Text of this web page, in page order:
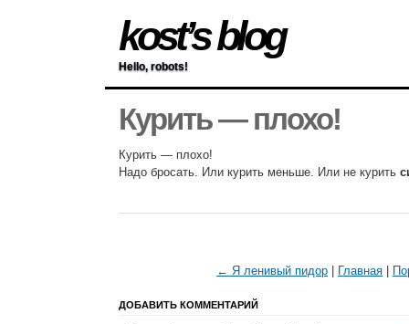
kost’s blog
Hello, robots!
Курить — плохо!
Курить — плохо!
Надо бросать. Или курить меньше. Или не курить
← Я ленивый пидор Главная
ДОБАВИТЬ КОММЕНТАРИЙ